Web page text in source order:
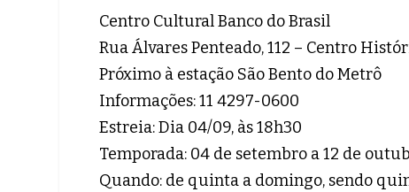
Centro Cultural Banco do Brasil
Rua Álvares Penteado, 112 – Centro
Próximo à estação São Bento do Metrô
Informações: 11 4297-0600
Estreia: Dia 04/09, às 18h30
Temporada: 04 de setembro a 12 de
Quando: de quinta a domingo, sendo